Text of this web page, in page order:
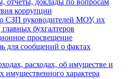
отчеты, доклады по вопросам
коррупции
СЗП руководителей МОУ, их
главных бухгалтеров
просвещение
для сообщений о фактах
расходах, об имуществе и
имущественного характера